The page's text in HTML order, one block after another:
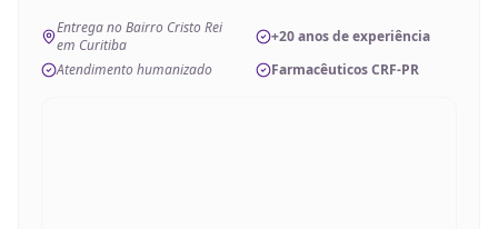
Entrega no Bairro Cristo Rei
em Curitiba
+20 anos de experiência
Atendimento humanizado
Farmacêuticos CRF-PR